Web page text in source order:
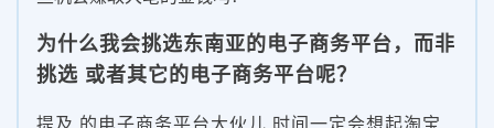
为什么我会挑选东南亚的电子商务平台，而非
挑选 或者其它的电子商务平台呢？
提及 的电子商务平台大伙儿 时间一定会想起淘宝